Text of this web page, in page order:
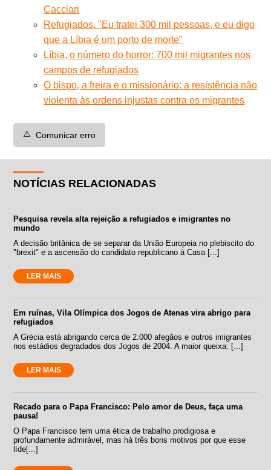
Cacciari
Refugiados. "Eu tratei 300 mil pessoas, e eu digo
que a Líbia é um porto de morte"
Líbia, o número do horror: 700 mil migrantes nos
campos de refugiados
O bispo, a freira e o missionário: a resistência não
violenta às ordens injustas contra os migrantes
⚠️ Comunicar erro
NOTÍCIAS RELACIONADAS
Pesquisa revela alta rejeição a refugiados e imigrantes no
mundo
A decisão britânica de se separar da União Europeia no plebiscito do
"brexit" e a ascensão do candidato republicano à Casa [...]
LER MAIS
Em ruínas, Vila Olímpica dos Jogos de Atenas vira abrigo para
refugiados
A Grécia está abrigando cerca de 2.000 afegãos e outros imigrantes
nos estádios degradados dos Jogos de 2004. A maior queixa: [...]
LER MAIS
Recado para o Papa Francisco: Pelo amor de Deus, faça uma
pausa!
O Papa Francisco tem uma ética de trabalho prodigiosa e
profundamente admirável, mas há três bons motivos por que esse
líde[...]